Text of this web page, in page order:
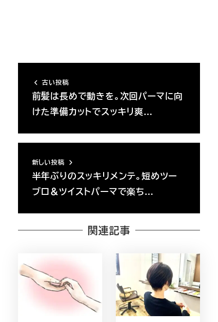
古い投稿
前髪は長めで動きを。次回パーマに向
けた準備カットでスッキリ爽…
新しい投稿
半年ぶりのスッキリメンテ。短めツー
ブロ＆ツイストパーマで楽ち…
関連記事